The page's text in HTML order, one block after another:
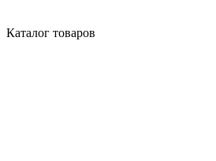
Каталог товаров